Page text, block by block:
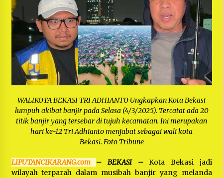
Support Camat Kedungwaringin Memberikan
Logistik Ke Posko Jurpala Kosmi
1 tahun ago
Ucapan Terimakasih Ketua Umum Jurpala
Indonesia dan KOSMI Indonesia Atas Respon
Cepat Polres Metro Bekasi dan Polsek Cikarang
Timur yang Tangkap Oknum Ormas Terkait
Pengusiran Pendirian Posko
1 tahun ago
Kodim 0509 Kabupaten Bekasi Terima 20
Perahu Bantuan Dari Panglima TNI
1 tahun ago
Jelang Ramadhan, Kecamatan Cikarang Pusat
Gelar STQ ke-VII
WALIKOTA BEKASI TRI ADHIANTO Ungkapkan Kota Bekasi
lumpuh akibat banjir pada Selasa (4/3/2025). Tercatat ada 20
titik banjir yang tersebar di tujuh kecamatan. Ini merupakan
hari ke-12 Tri Adhianto menjabat sebagai wali kota
Bekasi. Foto Tribune
LIPUTANCIKARANG.com – BEKASI –Kota Bekasi jadi
wilayah terparah dalam musibah banjir yang melanda